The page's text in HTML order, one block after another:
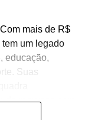
de Trabalho,
para fortalecer
a autonomia
programas de
da região
mais de R$
um legado
educação,
Suas
de recursos para
de mobiliário